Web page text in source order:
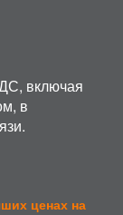
включая
в
ценах на